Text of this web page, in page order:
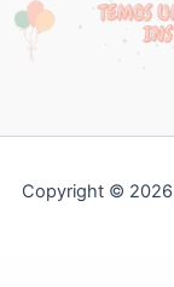
Copyright ©